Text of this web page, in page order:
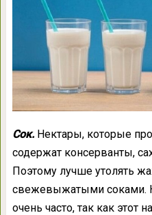
Сок.Нектары, которые
содержат консерванты,
Поэтому лучше утолять
свежевыжатыми соками.
очень часто, так как этот